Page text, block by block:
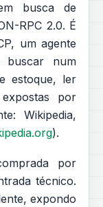
busca de
RPC 2.0. É
um agente
num
estoque, ler
por
Wikipedia,
).
por
técnico.
expondo